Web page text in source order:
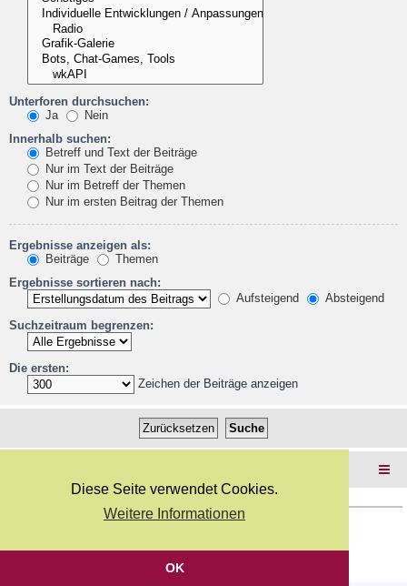
Diese Seite verwendet Cookies.
Weitere Informationen
OK
Unterforen durchsuchen:
Ja
Nein
Innerhalb suchen:
Betreff und Text der Beiträge
Nur im Text der Beiträge
Nur im Betreff der Themen
Nur im ersten Beitrag der Themen
Ergebnisse anzeigen als:
Beiträge
Themen
Ergebnisse sortieren nach:
Aufsteigend
Absteigend
Suchzeitraum begrenzen:
Die ersten:
Zeichen der Beiträge anzeigen
Deutsche Übersetzung durchphpBB.de